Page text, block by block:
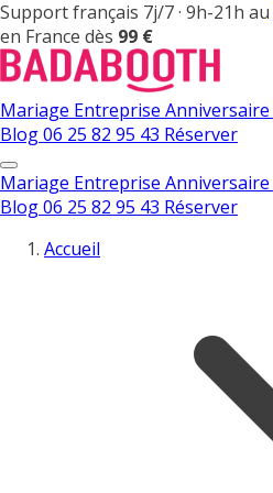
Support français 7j/7 · 9h-21h au
en France dès 99 €
Mariage Entreprise Anniversaire
Blog06 25 82 95 43 Réserver
Mariage Entreprise Anniversaire
Blog06 25 82 95 43 Réserver
Accueil